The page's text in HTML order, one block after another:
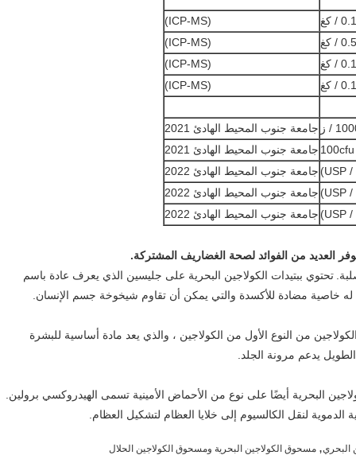
(ICP-MS)
(ICP-MS)
(ICP-MS)
(ICP-MS)
جامعة جنوب المحيط الهادئ 2021
جامعة جنوب المحيط الهادئ 2021
جامعة جنوب المحيط الهادئ 2022
جامعة جنوب المحيط الهادئ 2022
جامعة جنوب المحيط الهادئ 2022
العديد من الفوائد لصحة الغضاريف المشتركة.
تحتوي ببتيدات الكولاجين البحرية على جليسين الذي يعرف عادة باسم
له خاصية مضادة للأكسدة والتي يمكن أن تقاوم شيخوخة جسم الإنسان.
من النوع الأول من الكولاجين ، والذي يعد مادة أساسية للبشرة
يدعم مرونة الجلد.
لنقل الكالسيوم إلى خلايا العظام لتشكيل العظام.
البحري, مسحوق الكولاجين البحرية ومسحوق الكولاجين الحلال